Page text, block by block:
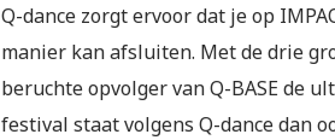
Q-dance zorgt ervoor dat je op
manier kan afsluiten. Met de drie
beruchte opvolger van Q-BASE de
festival staat volgens Q-dance dan